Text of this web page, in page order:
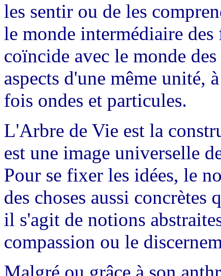
les sentir ou de les
le monde intermédiaire
coïncide avec le monde
aspects d'une même unité,
fois ondes et particules.
L'Arbre de Vie est la
est une image universelle
Pour se fixer les idées, le
des choses aussi
il s'agit de notions
compassion ou le